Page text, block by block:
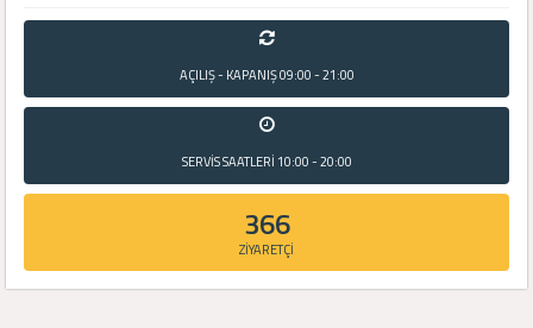
AÇILIŞ - KAPANIŞ09:00 - 21:00
SERVİS SAATLERİ 10:00 - 20:00
366
ZİYARETÇİ